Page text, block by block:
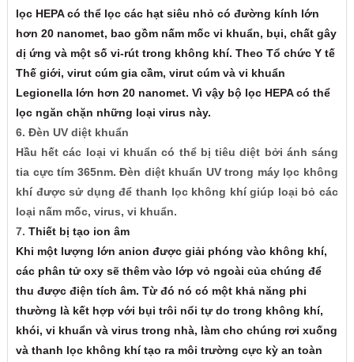
lọc HEPA có thể lọc các hạt siêu nhỏ có đường kính lớn
hơn 20 nanomet, bao gồm nấm mốc vi khuẩn, bụi, chất gây
dị ứng và một số vi-rút trong không khí. Theo Tổ chức Y tế
Thế giới, virut cúm gia cầm, virut cúm và vi khuẩn
Legionella lớn hơn 20 nanomet. Vì vậy bộ lọc HEPA có thể
lọc ngăn chặn những loại virus này.
6. Đèn UV diệt khuẩn
Hầu hết các loại vi khuẩn có thể bị tiêu diệt bởi ánh sáng
tia cực tím 365nm. Đèn diệt khuẩn UV trong máy lọc không
khí được sử dụng để thanh lọc không khí giúp loại bỏ các
loại nấm mốc, virus, vi khuẩn.
7. Thiết bị tạo ion âm
Khi một lượng lớn anion được giải phóng vào không khí,
các phân tử oxy sẽ thêm vào lớp vỏ ngoài của chúng để
thu được điện tích âm. Từ đó nó có một khả năng phi
thường là kết hợp với bụi trôi nổi tự do trong không khí,
khói, vi khuẩn và virus trong nhà, làm cho chúng rơi xuống
và thanh lọc không khí tạo ra môi trường cực kỳ an toàn